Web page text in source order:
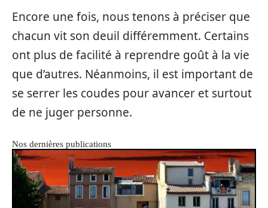
Encore une fois, nous tenons à préciser que
chacun vit son deuil différemment. Certains
ont plus de facilité à reprendre goût à la vie
que d’autres. Néanmoins, il est important de
se serrer les coudes pour avancer et surtout
de ne juger personne.
Nos dernières publications